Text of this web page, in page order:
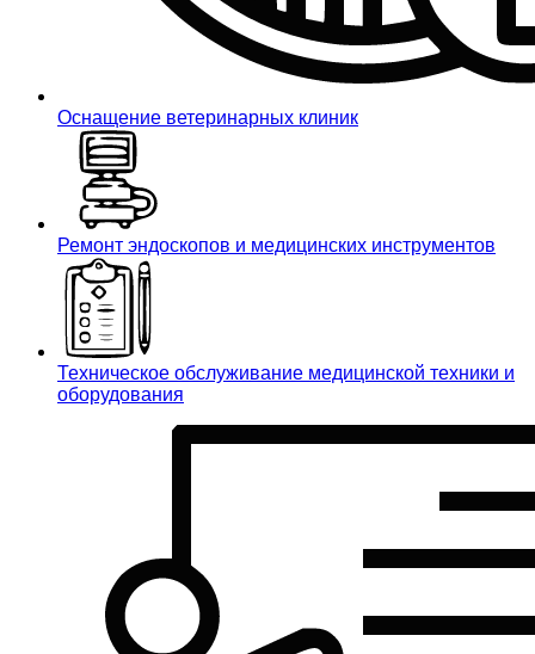
Оснащение ветеринарных клиник
Ремонт эндоскопов и медицинских инструментов
Техническое обслуживание медицинской техники и
оборудования